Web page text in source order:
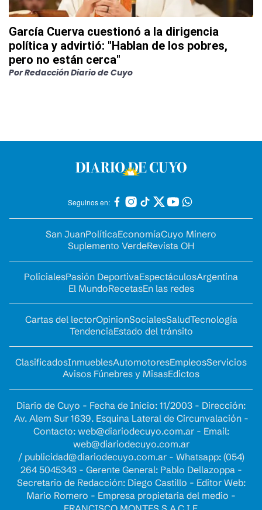
García Cuerva cuestionó a la dirigencia
política y advirtió: "Hablan de los pobres,
pero no están cerca"
PorRedacción Diario de Cuyo
Seguinos en:
San JuanPolíticaEconomíaCuyo Minero
Suplemento VerdeRevista OH
PolicialesPasión DeportivaEspectáculosArgentina
El MundoRecetasEn las redes
Cartas del lectorOpinionSocialesSaludTecnología
TendenciaEstado del tránsito
ClasificadosInmueblesAutomotoresEmpleosServicios
Avisos Fúnebres y MisasEdictos
Diario de Cuyo - Fecha de Inicio: 11/2003 - Dirección:
Av. Alem Sur 1639. Esquina Lateral de Circunvalación -
Contacto: web@diariodecuyo.com.ar- Email:
web@diariodecuyo.com.ar
/ publicidad@diariodecuyo.com.ar- Whatsapp: (054)
264 5045343 - Gerente General: Pablo Dellazoppa -
Secretario de Redacción: Diego Castillo - Editor Web:
Mario Romero - Empresa propietaria del medio -